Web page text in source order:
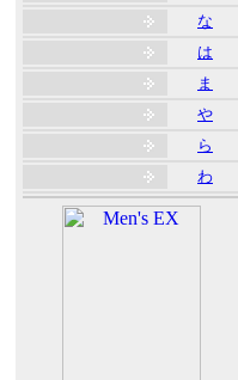
な
は
ま
や
ら
わ